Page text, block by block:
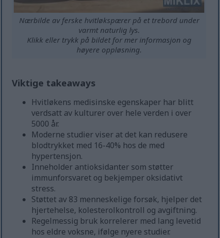
Nærbilde av ferske hvitløkspærer på et trebord under
varmt naturlig lys.
Klikk eller trykk på bildet for mer informasjon og
høyere oppløsning.
Viktige takeaways
Hvitløkens medisinske egenskaper har blitt
verdsatt av kulturer over hele verden i over
5000 år.
Moderne studier viser at det kan redusere
blodtrykket med 16-40% hos de med
hypertensjon.
Inneholder antioksidanter som støtter
immunforsvaret og bekjemper oksidativt
stress.
Støttet av 83 menneskelige forsøk, hjelper det
hjertehelse, kolesterolkontroll og avgiftning.
Regelmessig bruk korrelerer med lang levetid
hos eldre voksne, ifølge nyere studier.